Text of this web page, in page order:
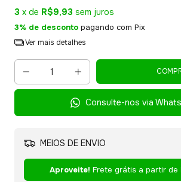
3 x de R$9,93 sem juros
3% de desconto pagando com Pix
Ver mais detalhes
Consulte-nos via
MEIOS DE ENVIO
Aproveite! Frete grátis a partir de